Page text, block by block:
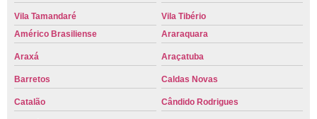
Vila Tamandaré
Vila Tibério
Américo Brasiliense
Araraquara
Araxá Araçatuba
Barretos Caldas Novas
Catalão Cândido Rodrigues